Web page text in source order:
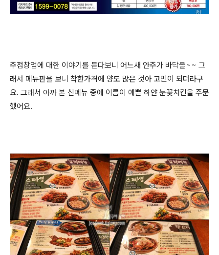
주점창업에 대한 이야기를 듣다보니 어느새 안주가 바닥을~~ 그
래서 메뉴판을 보니 착한가격에 양도 많은 것아 고민이 되더라구
요. 그래서 아까 본 신메뉴 중에 이름이 예쁜 하얀 눈꽃치킨을 주문
했어요.